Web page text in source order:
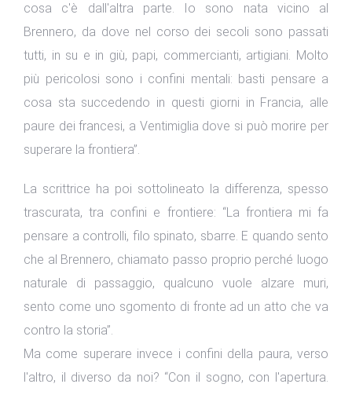
cosa c'è dall'altra parte. Io sono nata vicino al
Brennero, da dove nel corso dei secoli sono passati
tutti, in su e in giù, papi, commercianti, artigiani. Molto
più pericolosi sono i confini mentali: basti pensare a
cosa sta succedendo in questi giorni in Francia, alle
paure dei francesi, a Ventimiglia dove si può morire per
superare la frontiera”.
La scrittrice ha poi sottolineato la differenza, spesso
trascurata, tra confini e frontiere: “La frontiera mi fa
pensare a controlli, filo spinato, sbarre. E quando sento
che al Brennero, chiamato passo proprio perché luogo
naturale di passaggio, qualcuno vuole alzare muri,
sento come uno sgomento di fronte ad un atto che va
contro la storia”.
Ma come superare invece i confini della paura, verso
l'altro, il diverso da noi? “Con il sogno, con l'apertura.